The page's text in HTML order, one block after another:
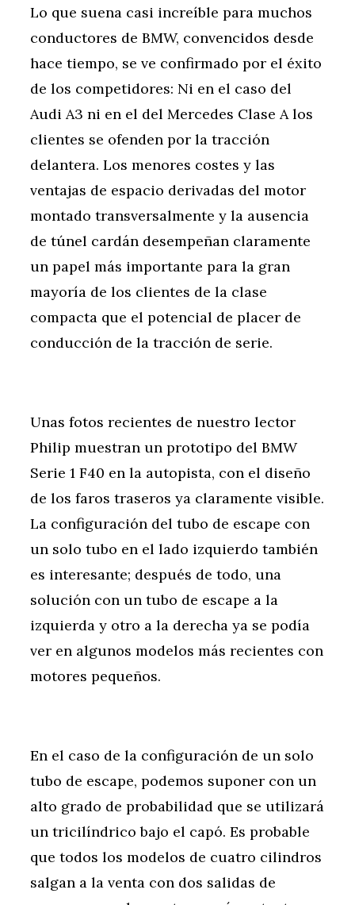
Lo que suena casi increíble para muchos
conductores de BMW, convencidos desde
hace tiempo, se ve confirmado por el éxito
de los competidores: Ni en el caso del
Audi A3 ni en el del Mercedes Clase A los
clientes se ofenden por la tracción
delantera. Los menores costes y las
ventajas de espacio derivadas del motor
montado transversalmente y la ausencia
de túnel cardán desempeñan claramente
un papel más importante para la gran
mayoría de los clientes de la clase
compacta que el potencial de placer de
conducción de la tracción de serie.
Unas fotos recientes de nuestro lector
Philip muestran un prototipo del BMW
Serie 1 F40 en la autopista, con el diseño
de los faros traseros ya claramente visible.
La configuración del tubo de escape con
un solo tubo en el lado izquierdo también
es interesante; después de todo, una
solución con un tubo de escape a la
izquierda y otro a la derecha ya se podía
ver en algunos modelos más recientes con
motores pequeños.
En el caso de la configuración de un solo
tubo de escape, podemos suponer con un
alto grado de probabilidad que se utilizará
un tricilíndrico bajo el capó. Es probable
que todos los modelos de cuatro cilindros
salgan a la venta con dos salidas de